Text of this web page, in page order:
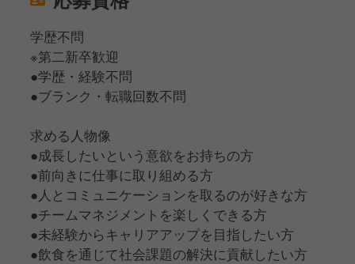
学歴不問
※第二新卒歓迎
●学歴・経験不問
●ブランク・転職回数不問
求める人物像
●成長したいという意欲をお持ちの方
●前向きに仕事に取り組める方
●人とコミュニケーションを取るのが好きな方
●チームマネジメントを楽しくできる方
●未経験からキャリアアップを目指したい方
●飲食を通じて社会課題の解決に貢献したい方